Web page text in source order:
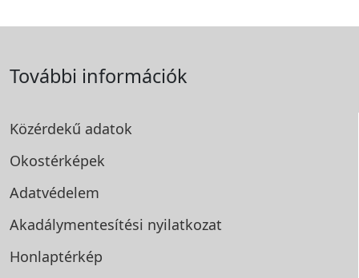
További információk
Közérdekű adatok
Okostérképek
Adatvédelem
Akadálymentesítési nyilatkozat
Honlaptérkép